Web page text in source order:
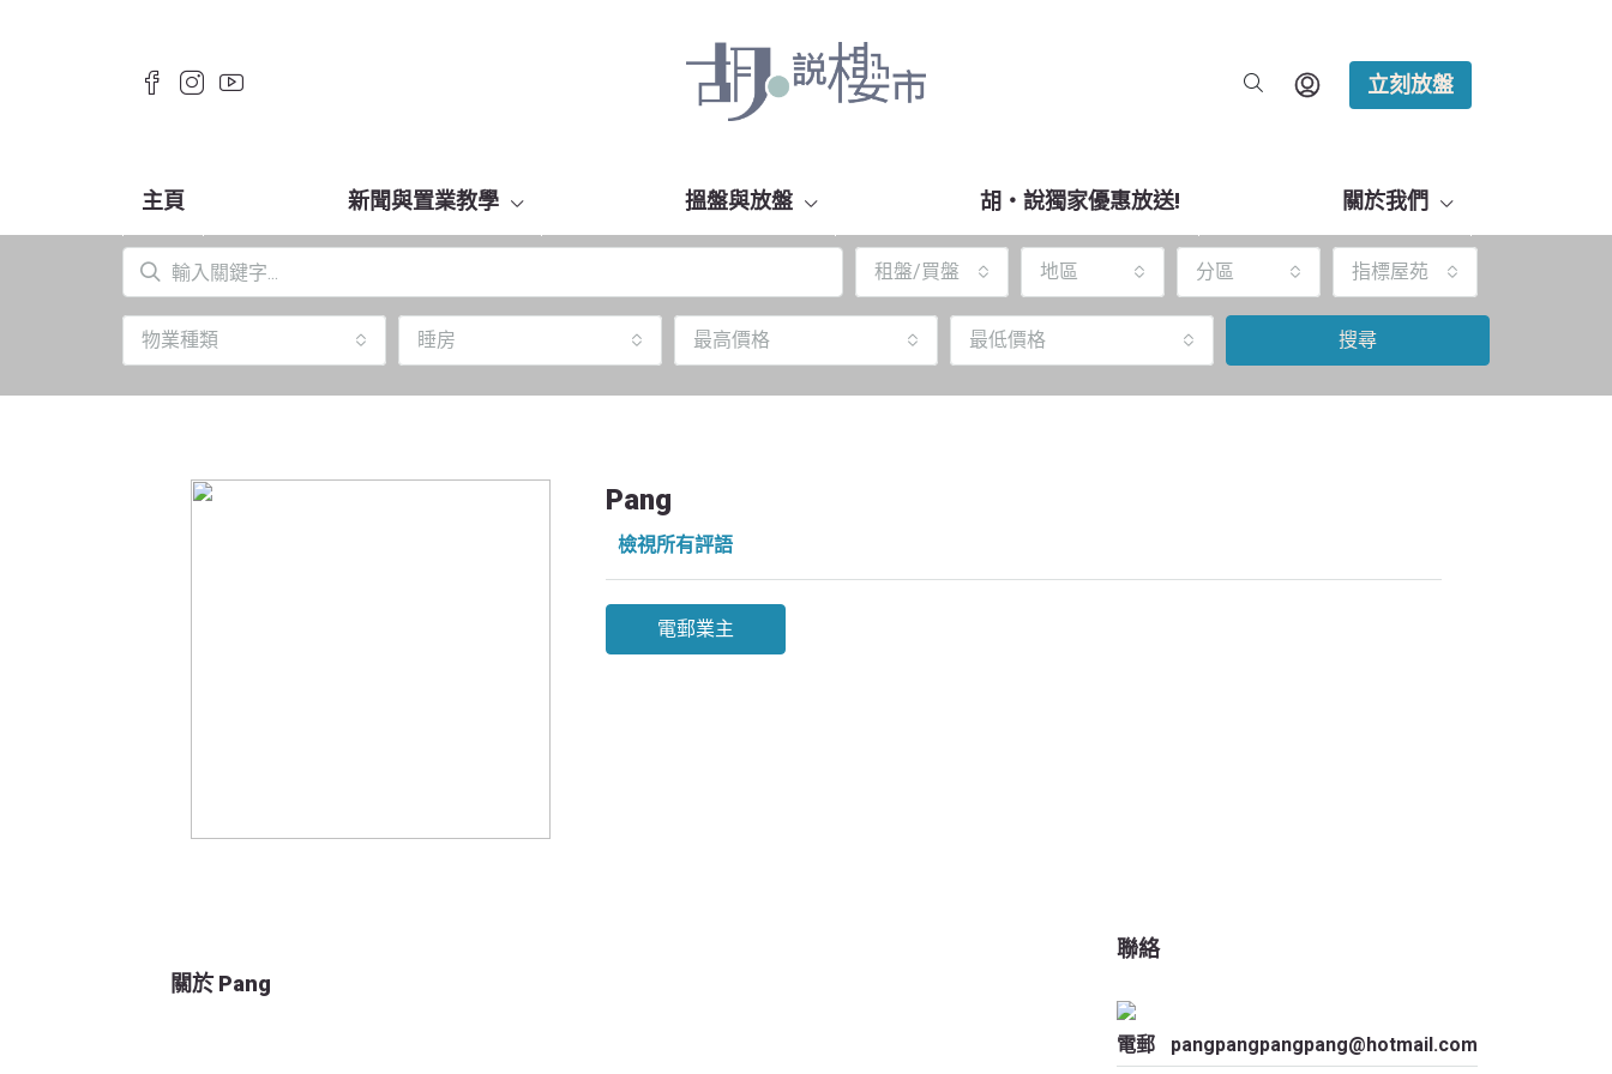
立刻放盤
主頁 新聞與置業教學 搵盤與放盤 胡‧說獨家優惠放送! 關於我們
租盤/買盤 地區 分區 指標屋苑
物業種類 睡房 最高價格 最低價格 搜尋
Pang
檢視所有評語
電郵業主
關於 Pang
聯絡
電郵 pangpangpangpang@hotmail.com